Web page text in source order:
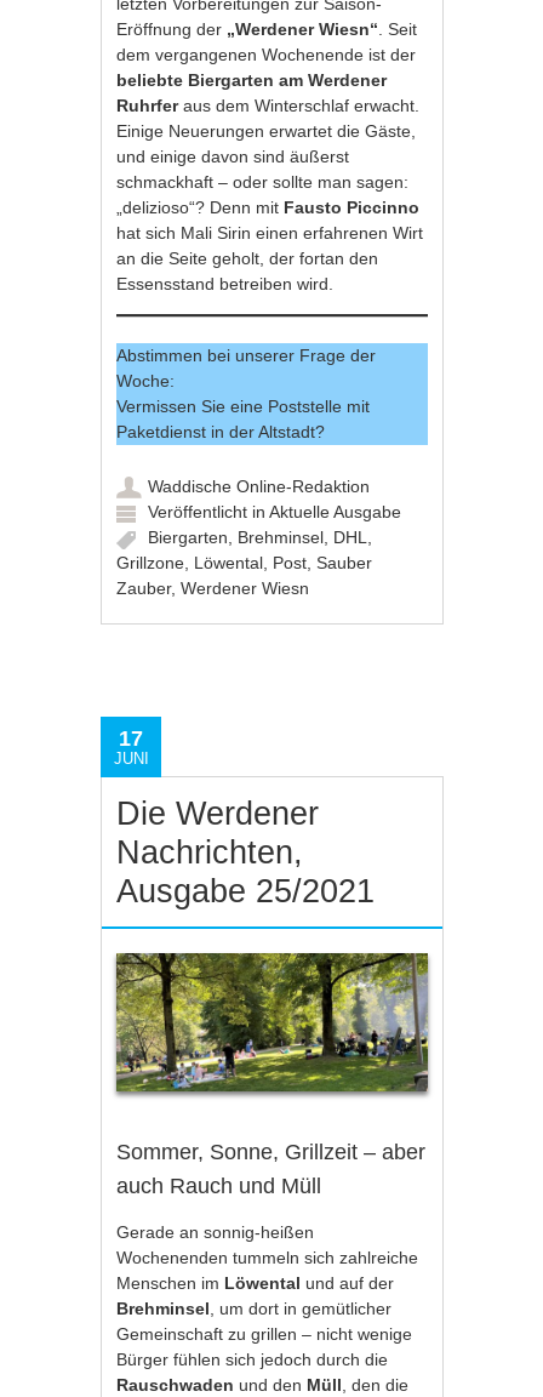
Eröffnung der „Werdener Wiesn“ . Seit
dem vergangenen Wochenende ist der
beliebte Biergarten am Werdener
Ruhrferaus dem Winterschlaf erwacht.
Einige Neuerungen erwartet die Gäste,
und einige davon sind äußerst
schmackhaft – oder sollte man sagen:
„delizioso“? Denn mit Fausto Piccinno
hat sich Mali Sirin einen erfahrenen Wirt
an die Seite geholt, der fortan den
Essensstand betreiben wird.
Abstimmen bei unserer Frage der
Woche:
Vermissen Sie eine Poststelle mit
Paketdienst in der Altstadt?
Waddische Online-Redaktion
Veröffentlicht inAktuelle Ausgabe
Biergarten
Brehminsel DHL
Grillzone Löwental Post ,Sauber
Zauber,Werdener Wiesn
17
JUNI
Die Werdener
Nachrichten,
Ausgabe 25/2021
Sommer, Sonne, Grillzeit – aber
auch Rauch und Müll
Gerade an sonnig-heißen
Wochenenden tummeln sich zahlreiche
Menschen im Löwental und auf der
Brehminsel, um dort in gemütlicher
Gemeinschaft zu grillen – nicht wenige
Bürger fühlen sich jedoch durch die
Rauschwaden und den Müll, den die